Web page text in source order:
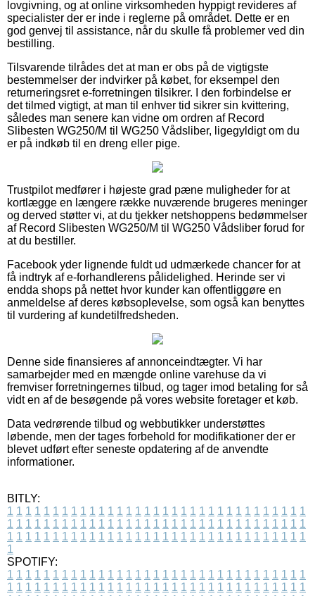
lovgivning, og at online virksomheden hyppigt revideres af
specialister der er inde i reglerne på området. Dette er en
god genvej til assistance, når du skulle få problemer ved din
bestilling.
Tilsvarende tilrådes det at man er obs på de vigtigste
bestemmelser der indvirker på købet, for eksempel den
returneringsret e-forretningen tilsikrer. I den forbindelse er
det tilmed vigtigt, at man til enhver tid sikrer sin kvittering,
således man senere kan vidne om ordren af Record
Slibesten WG250/M til WG250 Vådsliber, ligegyldigt om du
er på indkøb til en dreng eller pige.
Trustpilot medfører i højeste grad pæne muligheder for at
kortlægge en længere række nuværende brugeres meninger
og derved støtter vi, at du tjekker netshoppens bedømmelser
af Record Slibesten WG250/M til WG250 Vådsliber forud for
at du bestiller.
Facebook yder lignende fuldt ud udmærkede chancer for at
få indtryk af e-forhandlerens pålidelighed. Herinde ser vi
endda shops på nettet hvor kunder kan offentliggøre en
anmeldelse af deres købsoplevelse, som også kan benyttes
til vurdering af kundetilfredsheden.
Denne side finansieres af annonceindtægter. Vi har
samarbejder med en mængde online varehuse da vi
fremviser forretningernes tilbud, og tager imod betaling for så
vidt en af de besøgende på vores website foretager et køb.
Data vedrørende tilbud og webbutikker understøttes
løbende, men der tages forbehold for modifikationer der er
blevet udført efter seneste opdatering af de anvendte
informationer.
BITLY:
1 1 1 1 1 1 1 1 1 1 1 1 1 1 1 1 1 1 1 1 1 1 1 1 1 1 1 1 1 1 1 1 1
1 1 1 1 1 1 1 1 1 1 1 1 1 1 1 1 1 1 1 1 1 1 1 1 1 1 1 1 1 1 1 1 1
1 1 1 1 1 1 1 1 1 1 1 1 1 1 1 1 1 1 1 1 1 1 1 1 1 1 1 1 1 1 1 1 1
1
SPOTIFY:
1 1 1 1 1 1 1 1 1 1 1 1 1 1 1 1 1 1 1 1 1 1 1 1 1 1 1 1 1 1 1 1 1
1 1 1 1 1 1 1 1 1 1 1 1 1 1 1 1 1 1 1 1 1 1 1 1 1 1 1 1 1 1 1 1 1